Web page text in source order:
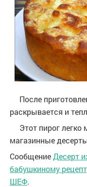
После
раскрывается и
Этот пирог легко
магазинные
СообщениеДесерт
бабушкиному
ШЕФ.